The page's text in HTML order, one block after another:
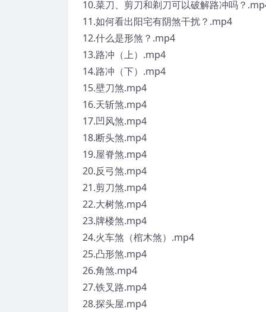
10.菜刀、剪刀和剃刀可以破解路冲吗？
11.如何看出阳宅有阴煞干扰？.mp4
12.什么是形煞？.mp4
13.路冲（上）.mp4
14.路冲（下）.mp4
15.壁刀煞.mp4
16.天斩煞.mp4
17.凹风煞.mp4
18.断头煞.mp4
19.屋脊煞.mp4
20.反弓煞.mp4
21.剪刀煞.mp4
22.大树煞.mp4
23.牌楼煞.mp4
24.火车煞（棺木煞）.mp4
25.凸形煞.mp4
26.角煞.mp4
27.铁叉路.mp4
28.探头屋.mp4